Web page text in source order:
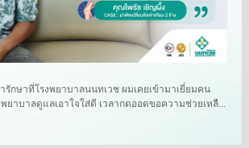
รักษาที่โรงพยาบาลนนทเวช ผมเคยเข้ามาเยี่ยมคน
ยาบาลดูแลเอาใจใส่ดี เวลากดออดขอความช่วยเหลื...